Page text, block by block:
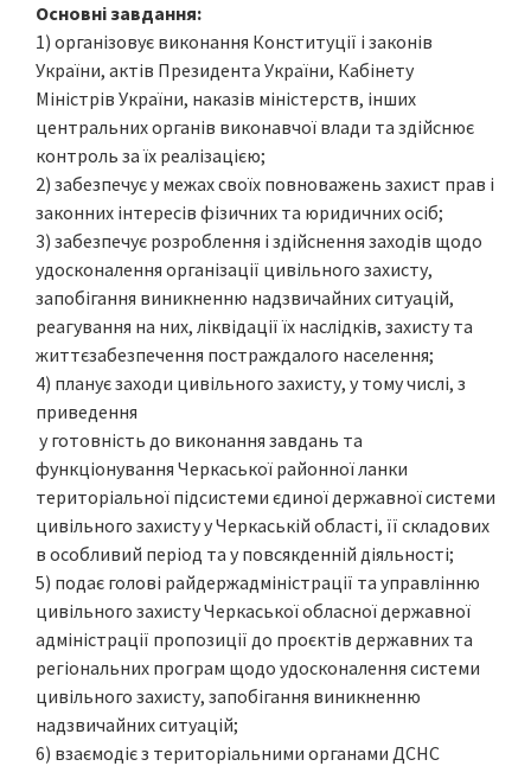
Основні завдання:
1) організовує виконання Конституції і законів
України, актів Президента України, Кабінету
Міністрів України, наказів міністерств, інших
центральних органів виконавчої влади та здійснює
контроль за їх реалізацією;
2) забезпечує у межах своїх повноважень захист прав і
законних інтересів фізичних та юридичних осіб;
3) забезпечує розроблення і здійснення заходів щодо
удосконалення організації цивільного захисту,
запобігання виникненню надзвичайних ситуацій,
реагування на них, ліквідації їх наслідків, захисту та
життєзабезпечення постраждалого населення;
4) планує заходи цивільного захисту, у тому числі, з
приведення
у готовність до виконання завдань та
функціонування Черкаської районної ланки
територіальної підсистеми єдиної державної системи
цивільного захисту у Черкаській області, її складових
в особливий період та у повсякденній діяльності;
5) подає голові райдержадміністрації та управлінню
цивільного захисту Черкаської обласної державної
адміністрації пропозиції до проєктів державних та
регіональних програм щодо удосконалення системи
цивільного захисту, запобігання виникненню
надзвичайних ситуацій;
6) взаємодіє з територіальними органами ДСНС